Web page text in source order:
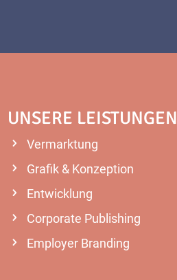
UNSERE LEISTUNGEN
Vermarktung
Grafik & Konzeption
Entwicklung
Corporate Publishing
Employer Branding